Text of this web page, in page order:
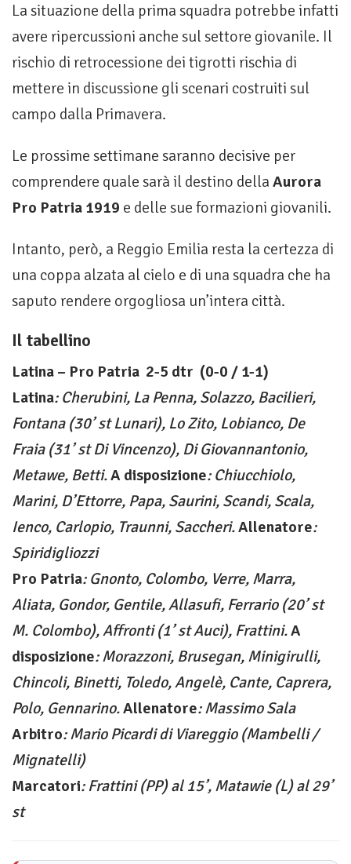
La situazione della prima squadra potrebbe infatti
avere ripercussioni anche sul settore giovanile. Il
rischio di retrocessione dei tigrotti rischia di
mettere in discussione gli scenari costruiti sul
campo dalla Primavera.
Le prossime settimane saranno decisive per
comprendere quale sarà il destino della Aurora
Pro Patria 1919 e delle sue formazioni giovanili.
Intanto, però, a Reggio Emilia resta la certezza di
una coppa alzata al cielo e di una squadra che ha
saputo rendere orgogliosa un’intera città.
Il tabellino
Latina – Pro Patria 2-5 dtr (0-0 / 1-1)
Latina: Cherubini, La Penna, Solazzo, Bacilieri,
Fontana (30’ st Lunari), Lo Zito, Lobianco, De
Fraia (31’ st Di Vincenzo), Di Giovannantonio,
Metawe, Betti.A disposizione: Chiucchiolo,
Marini, D’Ettorre, Papa, Saurini, Scandi, Scala,
Ienco, Carlopio, Traunni, Saccheri.Allenatore:
Spiridigliozzi
Pro Patria: Gnonto, Colombo, Verre, Marra,
Aliata, Gondor, Gentile, Allasufi, Ferrario (20’ st
M. Colombo), Affronti (1’ st Auci), Frattini.A
disposizione: Morazzoni, Brusegan, Minigirulli,
Chincoli, Binetti, Toledo, Angelè, Cante, Caprera,
Polo, Gennarino.Allenatore: Massimo Sala
Arbitro: Mario Picardi di Viareggio (Mambelli /
Mignatelli)
Marcatori: Frattini (PP) al 15’, Matawie (L) al 29’
st